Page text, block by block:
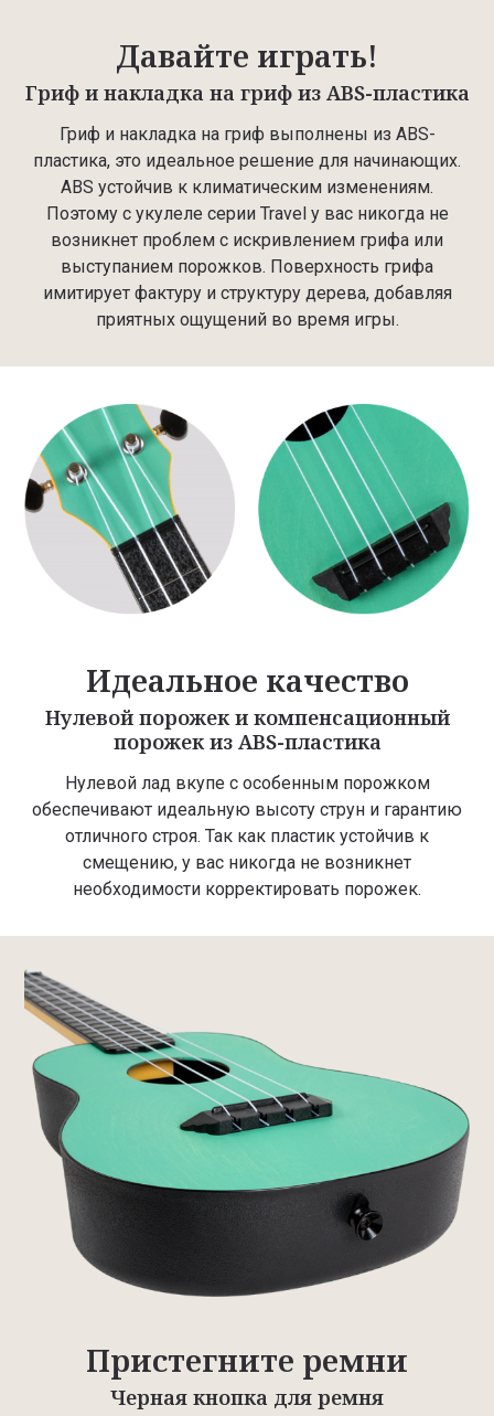
Давайте играть!
Гриф и накладка на гриф из ABS-пластика
Гриф и накладка на гриф выполнены из ABS-
пластика, это идеальное решение для начинающих.
ABS устойчив к климатическим изменениям.
Поэтому с укулеле серии Travel у вас никогда не
возникнет проблем с искривлением грифа или
выступанием порожков. Поверхность грифа
имитирует фактуру и структуру дерева, добавляя
приятных ощущений во время игры.
Идеальное качество
Нулевой порожек и компенсационный
порожек из ABS-пластика
Нулевой лад вкупе с особенным порожком
обеспечивают идеальную высоту струн и гарантию
отличного строя. Так как пластик устойчив к
смещению, у вас никогда не возникнет
необходимости корректировать порожек.
Пристегните ремни
Черная кнопка для ремня